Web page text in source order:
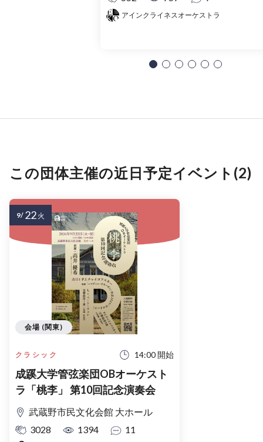
アインクライネスオーケストラ
この団体主催の近日予定イベント(2)
クラシック 14:00 開始
成蹊大学管弦楽団OBオーケスト
ラ「桃李」 第10回記念演奏会
武蔵野市民文化会館 大ホール
3028
1394 11
会場 (関東)
9/ 22 火